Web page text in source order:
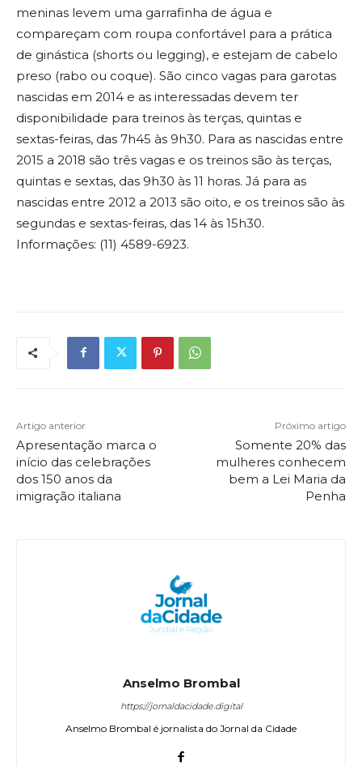
meninas levem uma garrafinha de água e
compareçam com roupa confortável para a prática
de ginástica (shorts ou legging), e estejam de cabelo
preso (rabo ou coque). São cinco vagas para garotas
nascidas em 2014 e as interessadas devem ter
disponibilidade para treinos às terças, quintas e
sextas-feiras, das 7h45 às 9h30. Para as nascidas entre
2015 a 2018 são três vagas e os treinos são às terças,
quintas e sextas, das 9h30 às 11 horas. Já para as
nascidas entre 2012 a 2013 são oito, e os treinos são às
segundas e sextas-feiras, das 14 às 15h30.
Informações: (11) 4589-6923.
Artigo anterior
Apresentação marca o
início das celebrações
dos 150 anos da
imigração italiana
Próximo artigo
Somente 20% das
mulheres conhecem
bem a Lei Maria da
Penha
Anselmo Brombal
https://jornaldacidade.digital
Anselmo Brombal é jornalista do Jornal da Cidade